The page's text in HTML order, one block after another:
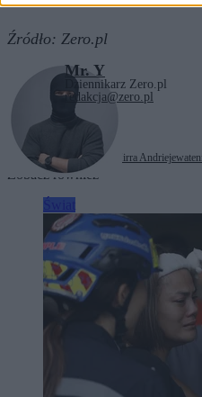
Źródło: Zero.pl
Mr. Y
Dziennikarz Zero.pl
redakcja@zero.pl
Tagi: Maja Chwalińska Mirra Andriejewa
Zobacz również